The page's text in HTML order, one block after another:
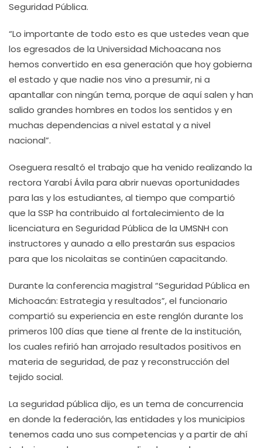
Seguridad Pública.
“Lo importante de todo esto es que ustedes vean que
los egresados de la Universidad Michoacana nos
hemos convertido en esa generación que hoy gobierna
el estado y que nadie nos vino a presumir, ni a
apantallar con ningún tema, porque de aquí salen y han
salido grandes hombres en todos los sentidos y en
muchas dependencias a nivel estatal y a nivel
nacional”.
Oseguera resaltó el trabajo que ha venido realizando la
rectora Yarabí Ávila para abrir nuevas oportunidades
para las y los estudiantes, al tiempo que compartió
que la SSP ha contribuido al fortalecimiento de la
licenciatura en Seguridad Pública de la UMSNH con
instructores y aunado a ello prestarán sus espacios
para que los nicolaitas se continúen capacitando.
Durante la conferencia magistral “Seguridad Pública en
Michoacán: Estrategia y resultados”, el funcionario
compartió su experiencia en este renglón durante los
primeros 100 días que tiene al frente de la institución,
los cuales refirió han arrojado resultados positivos en
materia de seguridad, de paz y reconstrucción del
tejido social.
La seguridad pública dijo, es un tema de concurrencia
en donde la federación, las entidades y los municipios
tenemos cada uno sus competencias y a partir de ahí